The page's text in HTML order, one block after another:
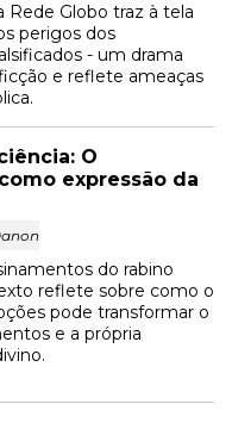
Globo traz à tela
perigos dos
- um drama
e reflete ameaças
O
expressão da
do rabino
reflete sobre como o
pode transformar o
e a própria